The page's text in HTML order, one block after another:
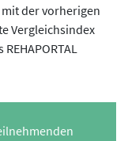
der vorherigen
Vergleichsindex